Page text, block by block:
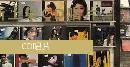
上架CD唱片
CD唱片